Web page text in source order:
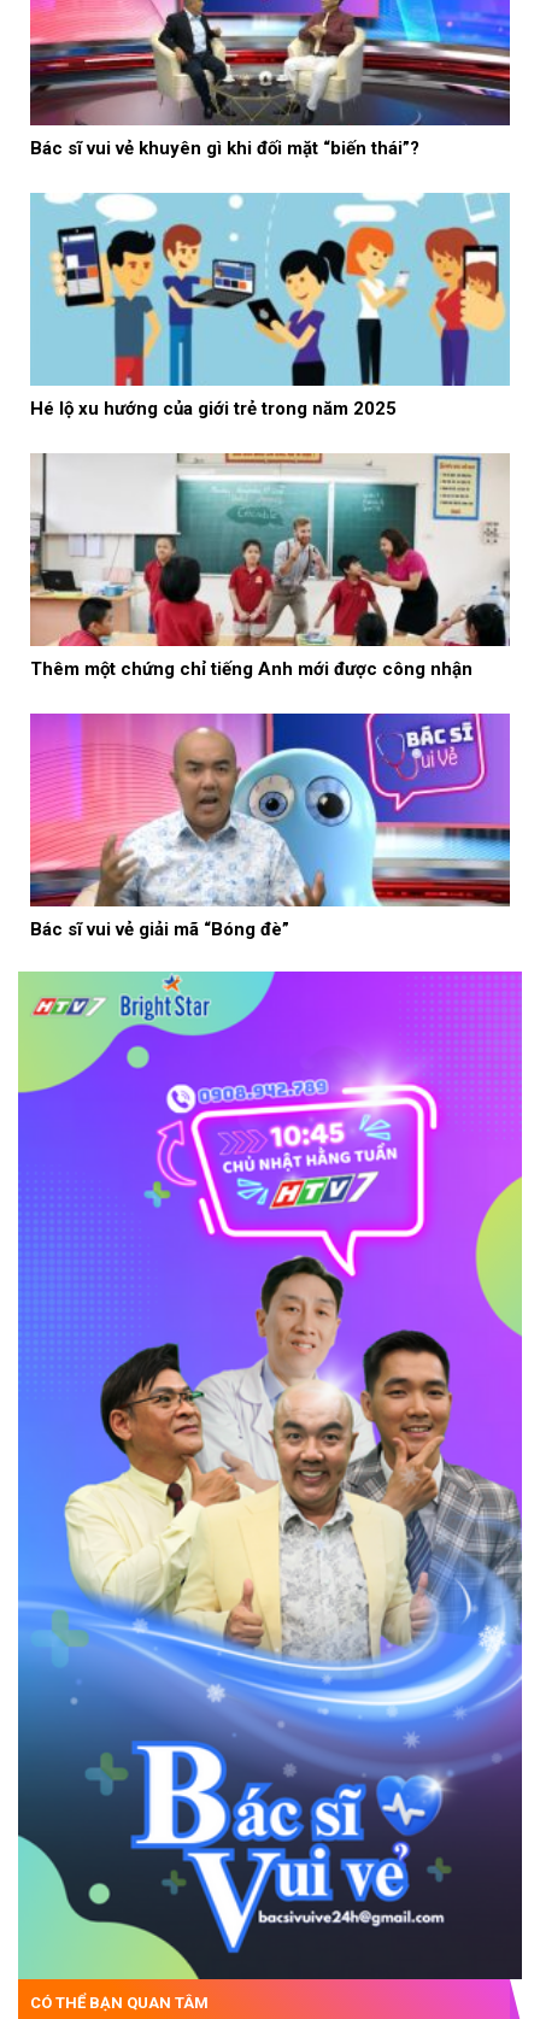
Bác sĩ vui vẻ khuyên gì khi đối mặt “biến thái”?
Hé lộ xu hướng của giới trẻ trong năm 2025
Thêm một chứng chỉ tiếng Anh mới được công nhận
Bác sĩ vui vẻ giải mã “Bóng đè”
CÓ THỂ BẠN QUAN TÂM